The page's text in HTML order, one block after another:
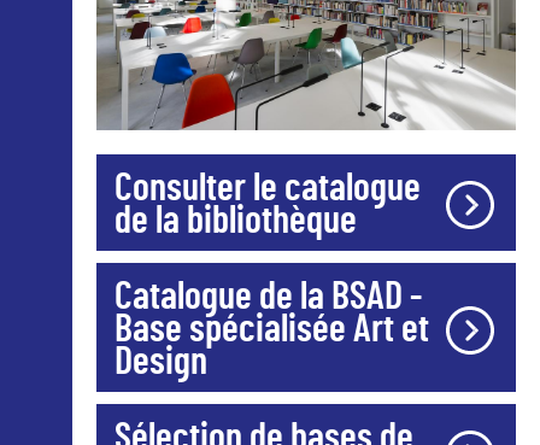
Consulter le catalogue
de la bibliothèque
Catalogue de la BSAD -
Base spécialisée Art et
Design
Sélection de bases de